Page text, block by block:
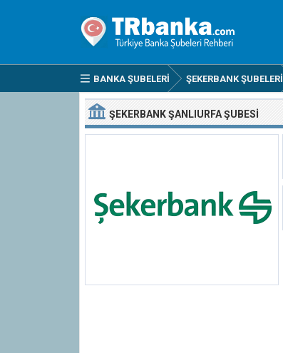
BANKA ŞUBELERI ŞEKERBANK ŞUBELERI
ŞEKERBANK ŞANLIURFA ŞUBESI